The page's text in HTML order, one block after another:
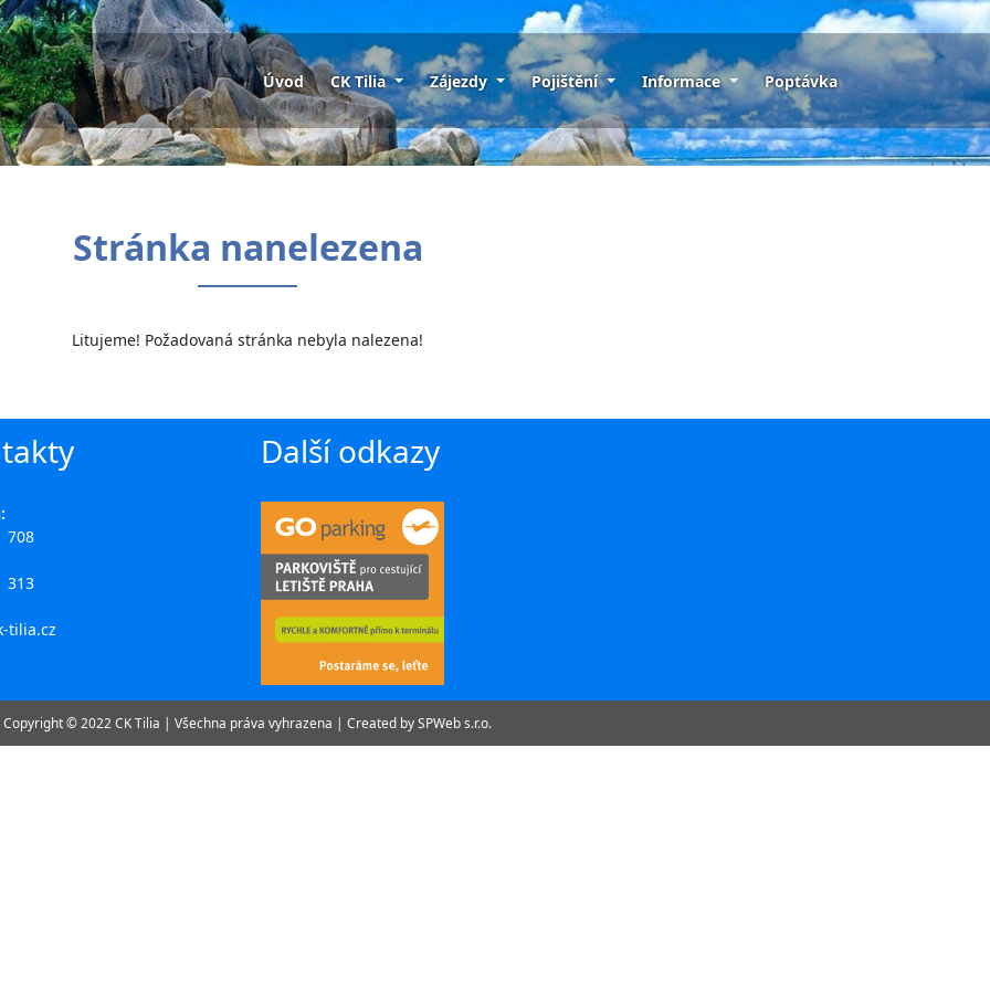
Úvod CK Tilia Zájezdy Pojištění Informace Poptávka
Stránka nanelezena
Litujeme! Požadovaná stránka nebyla nalezena!
708
313
tilia.cz
Další odkazy
Copyright © 2022 CK Tilia | Všechna práva vyhrazena | Created bySPWeb s.r.o.